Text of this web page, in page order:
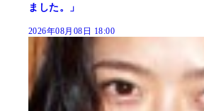
ました。」
2026年08月08日 18:00